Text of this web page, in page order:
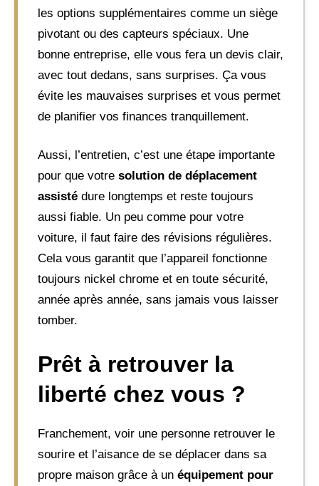
les options supplémentaires comme un siège
pivotant ou des capteurs spéciaux. Une
bonne entreprise, elle vous fera un devis clair,
avec tout dedans, sans surprises. Ça vous
évite les mauvaises surprises et vous permet
de planifier vos finances tranquillement.
Aussi, l’entretien, c’est une étape importante
pour que votre solution de déplacement
assisté dure longtemps et reste toujours
aussi fiable. Un peu comme pour votre
voiture, il faut faire des révisions régulières.
Cela vous garantit que l’appareil fonctionne
toujours nickel chrome et en toute sécurité,
année après année, sans jamais vous laisser
tomber.
Prêt à retrouver la
liberté chez vous ?
Franchement, voir une personne retrouver le
sourire et l’aisance de se déplacer dans sa
propre maison grâce à un équipement pour